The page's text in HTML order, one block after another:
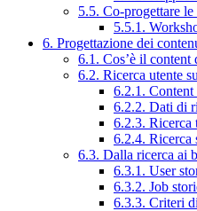
5.5. Co-progettare
5.5.1.
6. Progettazione dei
6.1. Cos’è il content
6.2. Ricerca utente
6.2.1.
6.2.2. Dati di
6.2.3. Ricerca
6.2.4. Ricerca
6.3. Dalla ricerca ai
6.3.1. User
6.3.2. Job
6.3.3. Criteri